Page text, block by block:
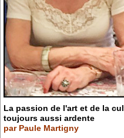
La passion de l'art et de la
toujours aussi ardente
par Paule Martigny